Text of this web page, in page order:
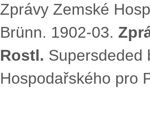
Zprávy Zemské
Brünn. 1902-03.
Rostl. Supersdeded
Hospodařského pro